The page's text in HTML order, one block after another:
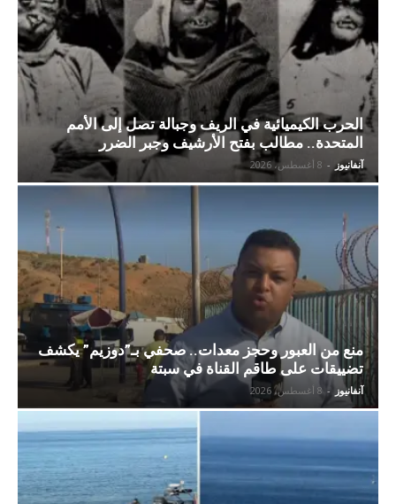
الحرب الكيميائية في الريف وجبالة تصل إلى الأمم
المتحدة.. مطالب بفتح الأرشيف وجبر الضرر
آنفانيوز - 8 أغسطس، 2026
منع من العبور وحجز معدات.. صحفي بـ”دوزيم” يكشف
تضييقات على طاقم القناة في سبتة
آنفانيوز - 8 أغسطس، 2026